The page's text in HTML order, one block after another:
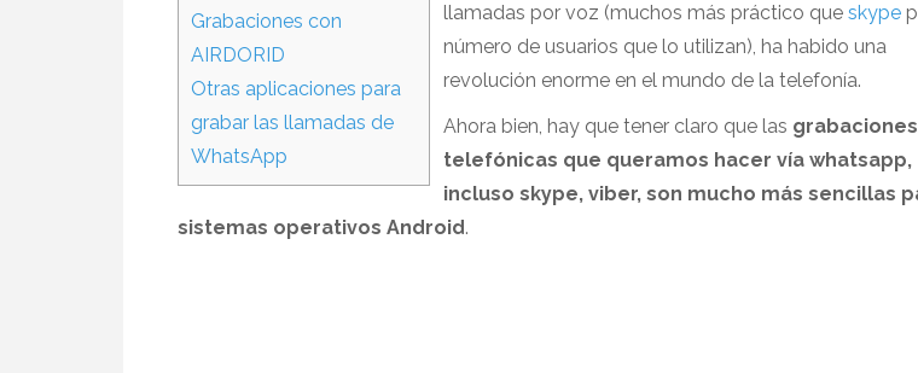
Grabaciones con
AIRDORID
Otras aplicaciones para
grabar las llamadas de
WhatsApp
llamadas por voz (muchos más práctico que skype
número de usuarios que lo utilizan), ha habido una
revolución enorme en el mundo de la telefonía.
Ahora bien, hay que tener claro que las grabaciones
telefónicas que queramos hacer vía whatsapp,
incluso skype, viber, son mucho más sencillas
sistemas operativos Android.